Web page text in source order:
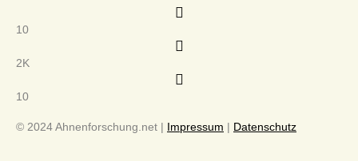
10
2K
10
© 2024 Ahnenforschung.net | Impressum | Datenschutz